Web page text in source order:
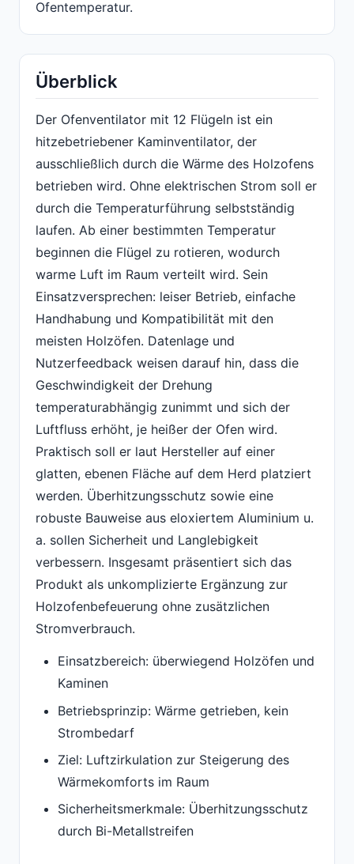
Ofentemperatur.
Überblick
Der Ofenventilator mit 12 Flügeln ist ein
hitzebetriebener Kaminventilator, der
ausschließlich durch die Wärme des Holzofens
betrieben wird. Ohne elektrischen Strom soll er
durch die Temperaturführung selbstständig
laufen. Ab einer bestimmten Temperatur
beginnen die Flügel zu rotieren, wodurch
warme Luft im Raum verteilt wird. Sein
Einsatzversprechen: leiser Betrieb, einfache
Handhabung und Kompatibilität mit den
meisten Holzöfen. Datenlage und
Nutzerfeedback weisen darauf hin, dass die
Geschwindigkeit der Drehung
temperaturabhängig zunimmt und sich der
Luftfluss erhöht, je heißer der Ofen wird.
Praktisch soll er laut Hersteller auf einer
glatten, ebenen Fläche auf dem Herd platziert
werden. Überhitzungsschutz sowie eine
robuste Bauweise aus eloxiertem Aluminium u.
a. sollen Sicherheit und Langlebigkeit
verbessern. Insgesamt präsentiert sich das
Produkt als unkomplizierte Ergänzung zur
Holzofenbefeuerung ohne zusätzlichen
Stromverbrauch.
Einsatzbereich: überwiegend Holzöfen und
Kaminen
Betriebsprinzip: Wärme getrieben, kein
Strombedarf
Ziel: Luftzirkulation zur Steigerung des
Wärmekomforts im Raum
Sicherheitsmerkmale: Überhitzungsschutz
durch Bi-Metallstreifen